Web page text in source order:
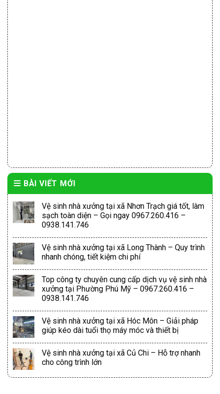
BÀI VIẾT MỚI
Vệ sinh nhà xưởng tại xã Nhơn Trạch giá tốt, làm
sạch toàn diện – Gọi ngay 0967.260.416 –
0938.141.746
Vệ sinh nhà xưởng tại xã Long Thành – Quy trình
nhanh chóng, tiết kiệm chi phí
Top công ty chuyên cung cấp dịch vụ vệ sinh nhà
xưởng tại Phường Phú Mỹ – 0967.260.416 –
0938.141.746
Vệ sinh nhà xưởng tại xã Hóc Môn – Giải pháp
giúp kéo dài tuổi thọ máy móc và thiết bị
Vệ sinh nhà xưởng tại xã Củ Chi – Hỗ trợ nhanh
cho công trình lớn